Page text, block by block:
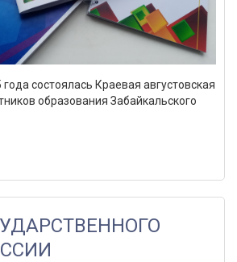
состоялась Краевая августовская
образования Забайкальского